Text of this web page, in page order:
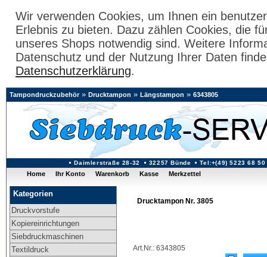
Wir verwenden Cookies, um Ihnen ein
Erlebnis zu bieten. Dazu zählen Cookies, die
unseres Shops notwendig sind. Weitere
Datenschutz und der Nutzung Ihrer Daten
Datenschutzerklärung.
Daimlerstraße 28-32 32257 Bünde Tel:+(49) 5223 68 50
Tampondruckzubehör» Drucktampon » Längstampon » 6343805
Home Ihr Konto Warenkorb Kasse Merkzettel
Kategorien
Druckvorstufe
Kopiereinrichtungen
Siebdruckmaschinen
Textildruck
Drucktampon Nr. 3805
Art.Nr.: 6343805